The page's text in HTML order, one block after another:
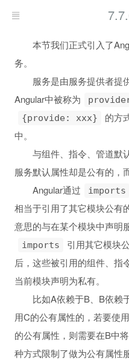
本节我们正式引入了
务。
服务是由服务提供者提
Angular中被称为
{provide: xxx} 的方
中。
与组件、指令、管道默
服务默认属性却是公有的，
Angular通过
imports
相当于引用了其它模块公有
意思的与在某个模块中声明
imports
引用其它模块
后，这些被引用的组件、指
当前模块声明为私有。
比如A依赖于B、B依赖
用C的公有属性的，若要使
的公有属性，则需要在B中
种方式限制了做为公有属性